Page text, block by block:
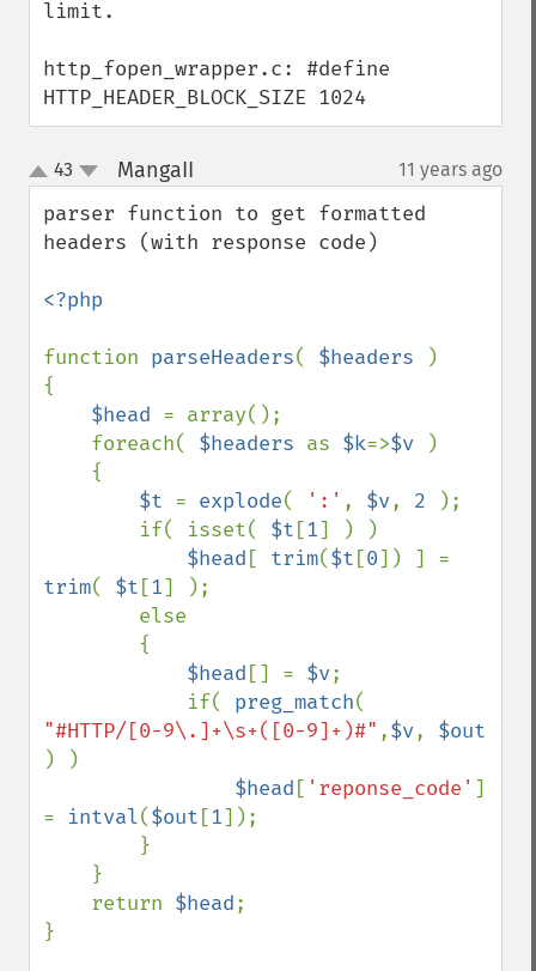
limit.
http_fopen_wrapper.c: #define
HTTP_HEADER_BLOCK_SIZE 1024
up
down
43 MangaII 11 years ago
parser function to get formatted
headers (with response code)
<?php
function parseHeaders( $headers
)
{
$head = array();
    foreach(
$headers as $k=>$v
)
$t = explode( ':' , $v, 2
);
        if( isset(
$t [1] ) )
$head [ trim($t [0
trim( $t [1] );
$head [] = $v;
            if(
preg_match
"#HTTP/[0-9\.]+\s+([0-9]+)#" ,$v,
) )
$head [ 'reponse_code' ]
= intval($out [1]);
    return
$head;
}